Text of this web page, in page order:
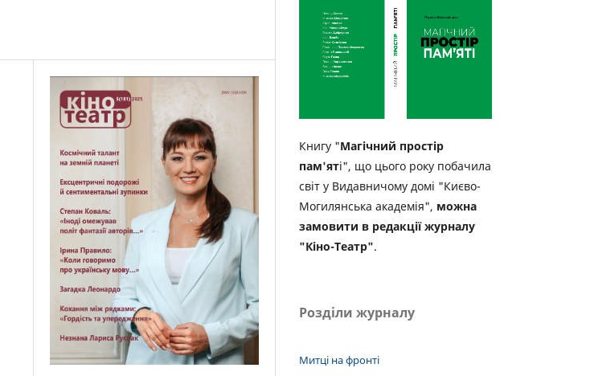
Книгу "Магічний простір
пам'яті", що цього року побачила
світ у Видавничому домі "Києво-
Могилянська академія", можна
замовити в редакції журналу
"Кіно-Театр".
Розділи журналу
Митці на фронті